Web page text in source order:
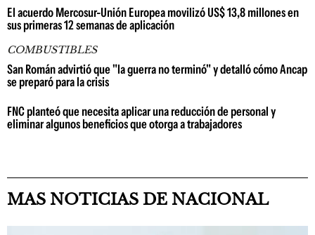
El acuerdo Mercosur-Unión Europea movilizó US$ 13,8 millones en
sus primeras 12 semanas de aplicación
COMBUSTIBLES
San Román advirtió que "la guerra no terminó" y detalló cómo Ancap
se preparó para la crisis
FNC planteó que necesita aplicar una reducción de personal y
eliminar algunos beneficios que otorga a trabajadores
MAS NOTICIAS DE NACIONAL